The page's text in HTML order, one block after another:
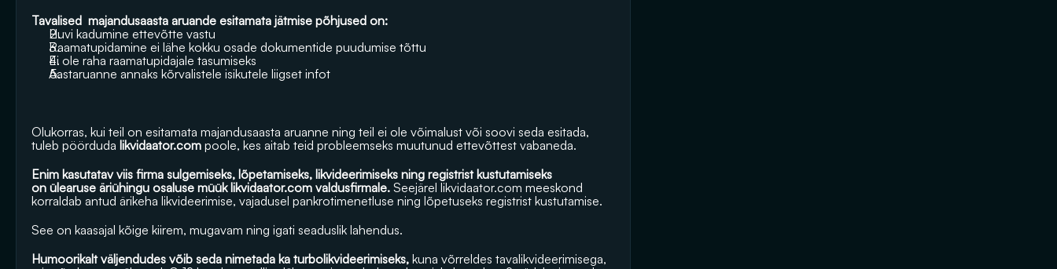
Tavalised  majandusaasta aruande esitamata jätmise põhjused on:
Huvi kadumine ettevõtte vastu
Raamatupidamine ei lähe kokku osade dokumentide puudumise tõttu
Ei ole raha raamatupidajale tasumiseks
Aastaruanne annaks kõrvalistele isikutele liigset infot
Olukorras, kui teil on esitamata majandusaasta aruanne ning teil ei ole võimalust või soovi seda esitada,
tuleb pöörduda likvidaator.com poole, kes aitab teid probleemseks muutunud ettevõttest vabaneda.
Enim kasutatav viis firma sulgemiseks, lõpetamiseks, likvideerimiseks ning registrist kustutamiseks
on ülearuse äriühingu osaluse müük likvidaator.com valdusfirmale. Seejärel likvidaator.com meeskond
korraldab antud ärikeha likvideerimise, vajadusel pankrotimenetluse ning lõpetuseks registrist kustutamise.
See on kaasajal kõige kiirem, mugavam ning igati seaduslik lahendus.
Humoorikalt väljendudes võib seda nimetada ka turbolikvideerimiseks, kuna võrreldes tavalikvideerimisega,